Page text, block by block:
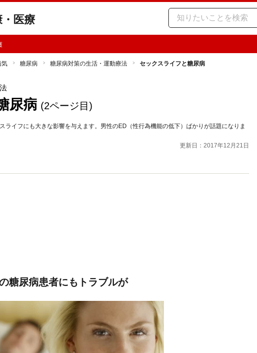
医療
気 糖尿病 糖尿病対策の生活・運動療法 セックスライフと糖尿病
尿病 (2ページ目)
ライフにも大きな影響を与えます。男性のED（性行為機能の低下）ばかりが話題になりま
更新日：2017年12月21日
糖尿病患者にもトラブルが